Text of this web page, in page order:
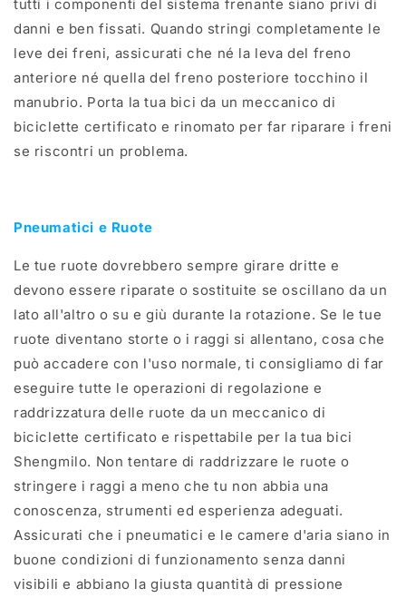
tutti i componenti del sistema frenante siano privi di
danni e ben fissati. Quando stringi completamente le
leve dei freni, assicurati che né la leva del freno
anteriore né quella del freno posteriore tocchino il
manubrio. Porta la tua bici da un meccanico di
biciclette certificato e rinomato per far riparare i freni
se riscontri un problema.
Pneumatici e Ruote
Le tue ruote dovrebbero sempre girare dritte e
devono essere riparate o sostituite se oscillano da un
lato all'altro o su e giù durante la rotazione. Se le tue
ruote diventano storte o i raggi si allentano, cosa che
può accadere con l'uso normale, ti consigliamo di far
eseguire tutte le operazioni di regolazione e
raddrizzatura delle ruote da un meccanico di
biciclette certificato e rispettabile per la tua bici
Shengmilo. Non tentare di raddrizzare le ruote o
stringere i raggi a meno che tu non abbia una
conoscenza, strumenti ed esperienza adeguati.
Assicurati che i pneumatici e le camere d'aria siano in
buone condizioni di funzionamento senza danni
visibili e abbiano la giusta quantità di pressione